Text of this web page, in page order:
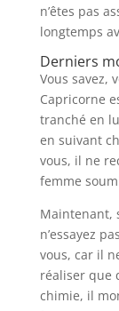
n’êtes pas
longtemps
Derniers
Vous savez,
Capricorne
tranché en
en suivant
vous, il ne
femme
Maintenant,
n’essayez
vous, car il
réaliser que
chimie, il